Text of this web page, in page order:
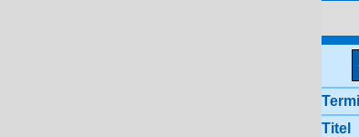
Titel